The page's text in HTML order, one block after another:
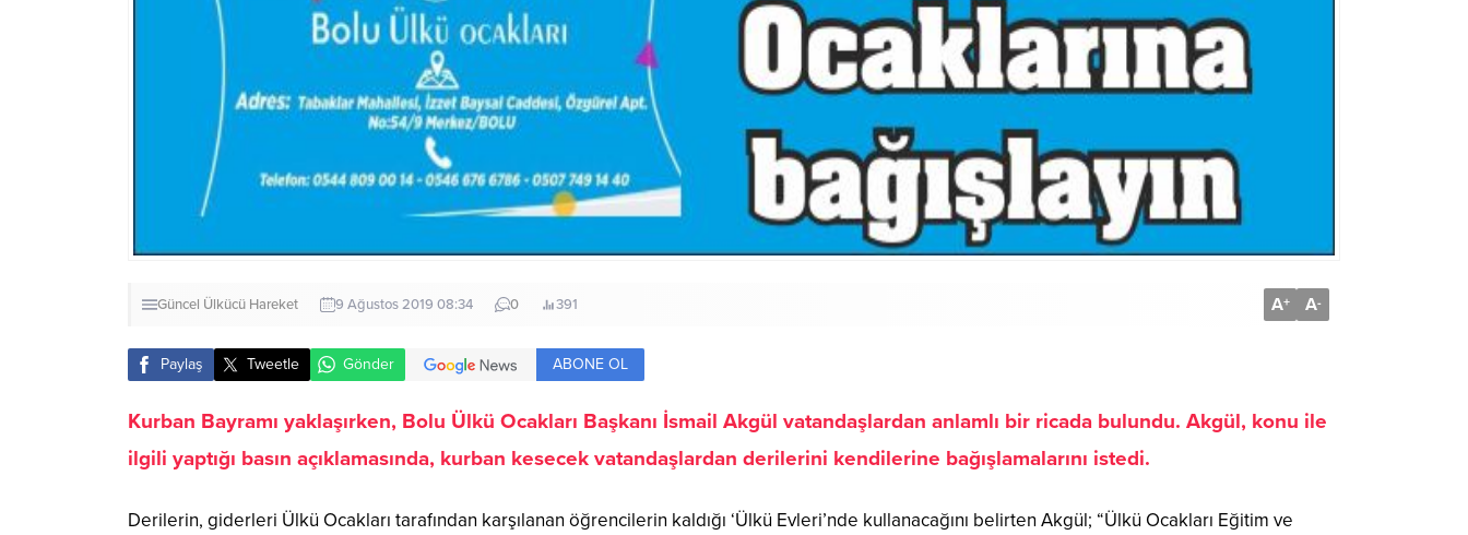
Güncel Ülkücü Hareket 9 Ağustos 2019 08:34 0 391 A+ A-
Paylaş Tweetle Gönder ABONE OL
Kurban Bayramı yaklaşırken, Bolu Ülkü Ocakları Başkanı İsmail Akgül vatandaşlardan anlamlı bir ricada bulundu. Akgül, konu ile
ilgili yaptığı basın açıklamasında, kurban kesecek vatandaşlardan derilerini kendilerine bağışlamalarını istedi.
Derilerin, giderleri Ülkü Ocakları tarafından karşılanan öğrencilerin kaldığı ‘Ülkü Evleri’nde kullanacağını belirten Akgül; “Ülkü Ocakları Eğitim ve